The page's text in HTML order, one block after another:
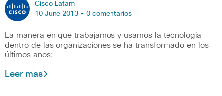
Cisco Latam
10 June 2013 - 0 comentarios
La manera en que trabajamos y usamos la tecnología
dentro de las organizaciones se ha transformado en los
últimos años:
Leer mas